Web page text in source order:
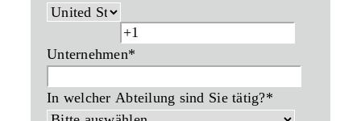
Unternehmen*
In welcher Abteilung sind Sie tätig?*